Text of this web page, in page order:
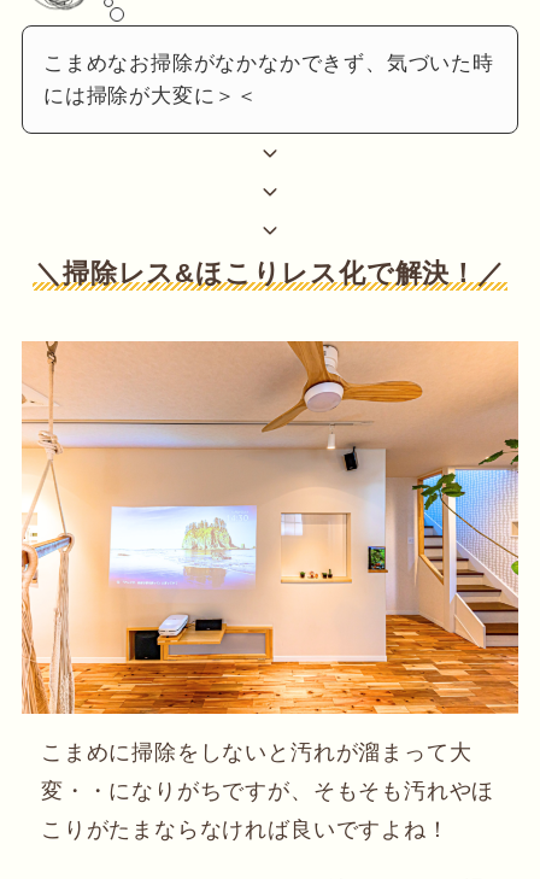
こまめなお掃除がなかなかできず、気づいた時
には掃除が大変に＞＜
＼掃除レス&ほこりレス化で解決！／
こまめに掃除をしないと汚れが溜まって大
変・・になりがちですが、そもそも汚れやほ
こりがたまならなければ良いですよね！